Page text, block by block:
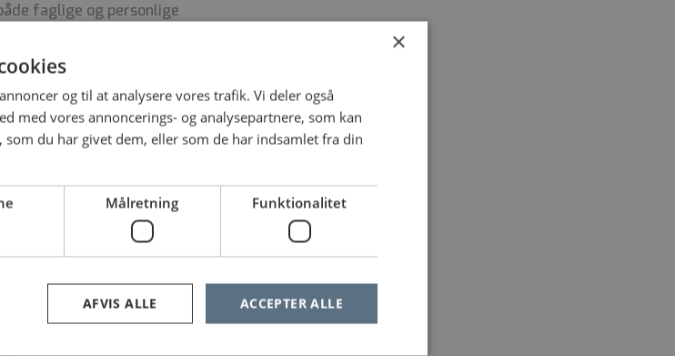
faglige og personlige
andre psykologer.
og engagement.
med gode sociale
på en fleksibel og
Kresten Phillipsens
×
og til at analysere vores trafik. Vi deler også
med vores annoncerings- og analysepartnere, som kan
du har givet dem, eller som de har indsamlet fra din
Målretning Funktionalitet
ACCEPTER ALLE
AFVIS ALLE